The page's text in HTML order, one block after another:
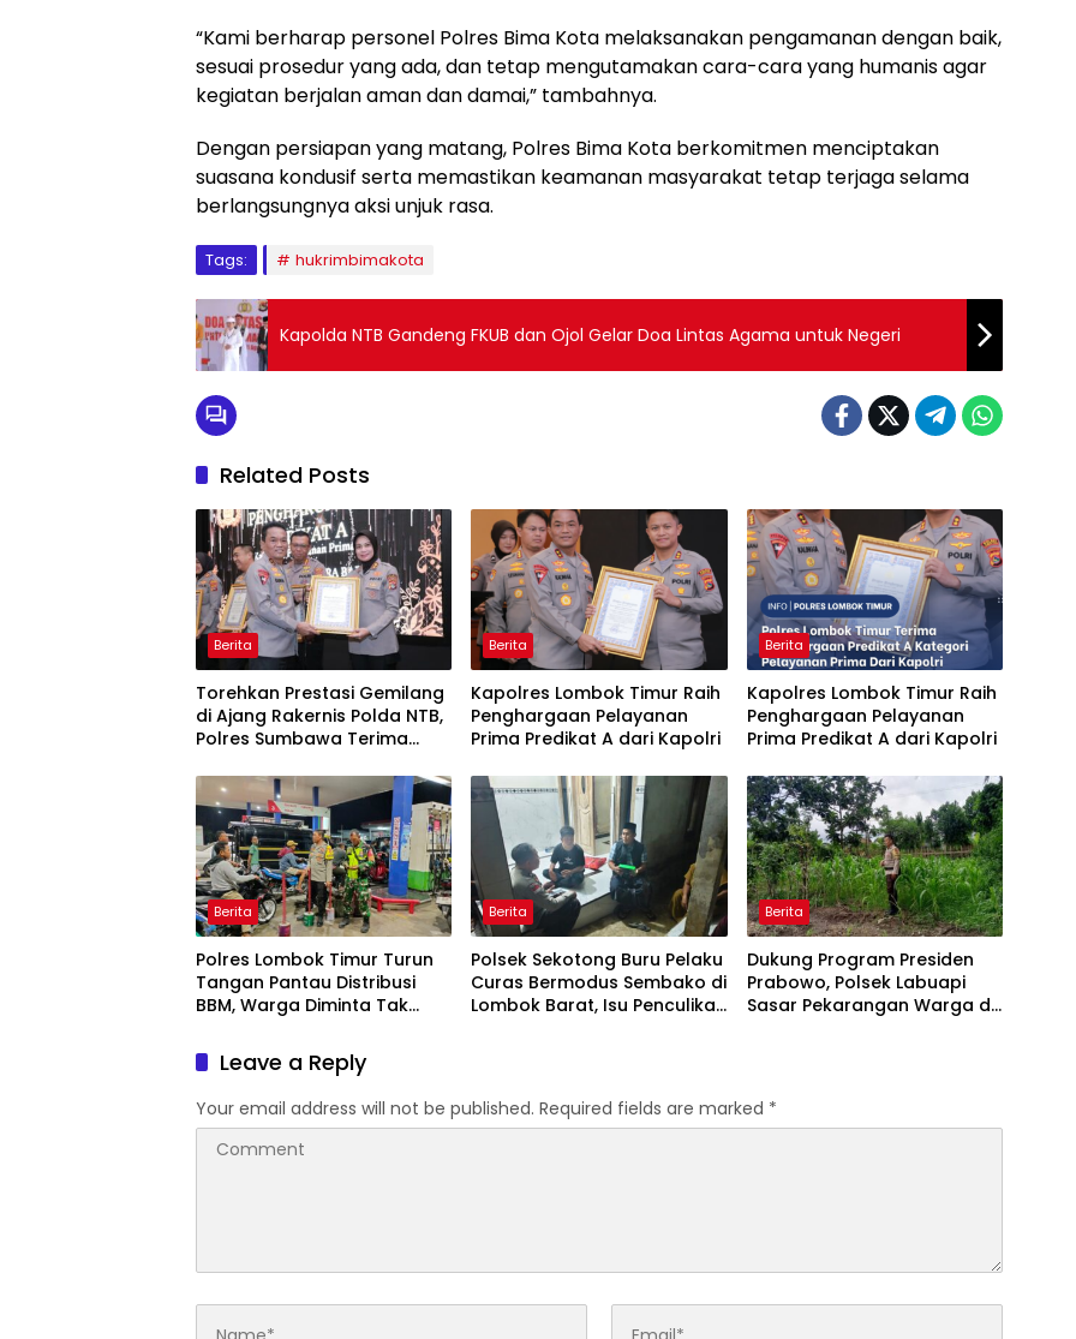
“Kami berharap personel Polres Bima Kota melaksanakan pengamanan dengan baik,
sesuai prosedur yang ada, dan tetap mengutamakan cara-cara yang humanis agar
kegiatan berjalan aman dan damai,” tambahnya.
Dengan persiapan yang matang, Polres Bima Kota berkomitmen menciptakan
suasana kondusif serta memastikan keamanan masyarakat tetap terjaga selama
berlangsungnya aksi unjuk rasa.
Tags: hukrimbimakota
Kapolda NTB Gandeng FKUB dan Ojol Gelar Doa Lintas Agama untuk Negeri
Related Posts
Berita
Torehkan Prestasi Gemilang
di Ajang Rakernis Polda NTB,
Polres Sumbawa Terima
Prima Kapolri
Berita
Kapolres Lombok Timur Raih
Penghargaan Pelayanan
Prima Predikat A dari Kapolri
Berita
Kapolres Lombok Timur Raih
Penghargaan Pelayanan
Prima Predikat A dari Kapolri
Berita
Polres Lombok Timur Turun
Tangan Pantau Distribusi
BBM, Warga Diminta Tak
Berita
Polsek Sekotong Buru Pelaku
Curas Bermodus Sembako di
Lombok Barat, Isu Penculikan
Berita
Dukung Program Presiden
Prabowo, Polsek Labuapi
Sasar Pekarangan Warga di
Leave a Reply
Your email address will not be published. Required fields are marked *